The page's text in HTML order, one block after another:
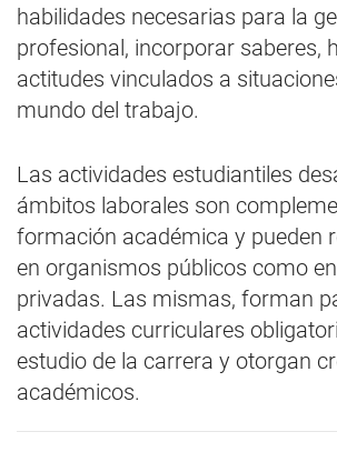
habilidades necesarias para la
profesional, incorporar saberes,
actitudes vinculados a
mundo del trabajo.
Las actividades estudiantiles
ámbitos laborales son
formación académica y pueden
en organismos públicos como
privadas. Las mismas, forman
actividades curriculares
estudio de la carrera y otorgan
académicos.